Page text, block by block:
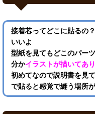
接着芯ってどこに貼るの
いいよ
型紙を見てもどこのパー
分かイラストが描いてあ
初めてなので説明書を見
で貼ると感覚で縫う場所